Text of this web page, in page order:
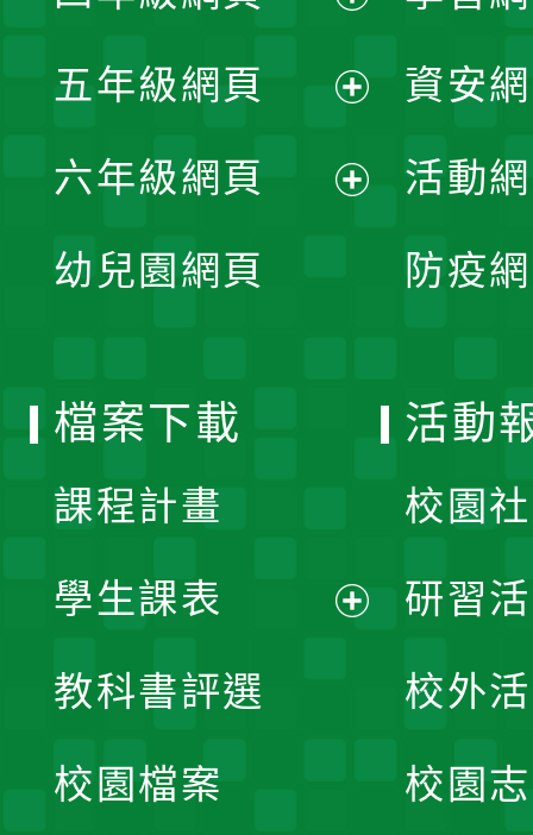
單
開
選
單
開
選
五年級網頁
開
六年級網頁
幼兒園網頁
資安
活動
防疫
檔案下載
課程計畫
學生課表
教科書評選
校園檔案
活動
校園
研習
校外
校園